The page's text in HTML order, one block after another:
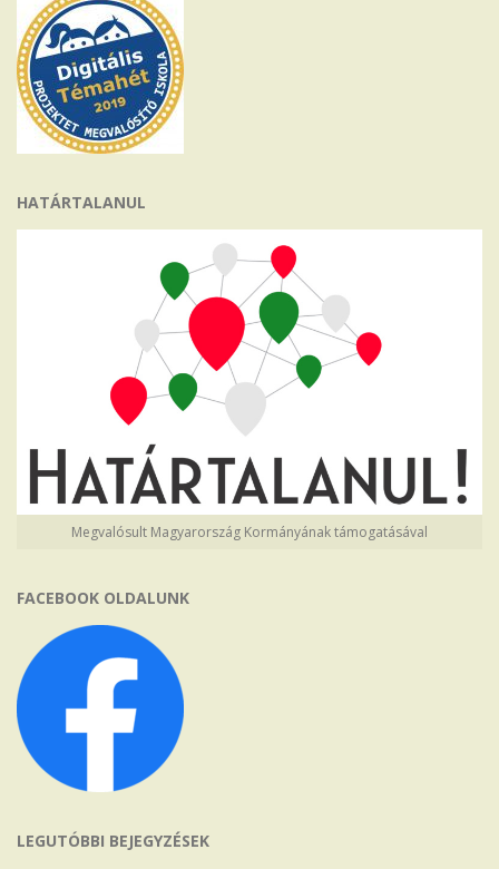
HATÁRTALANUL
Megvalósult Magyarország Kormányának támogatásával
FACEBOOK OLDALUNK
LEGUTÓBBI BEJEGYZÉSEK